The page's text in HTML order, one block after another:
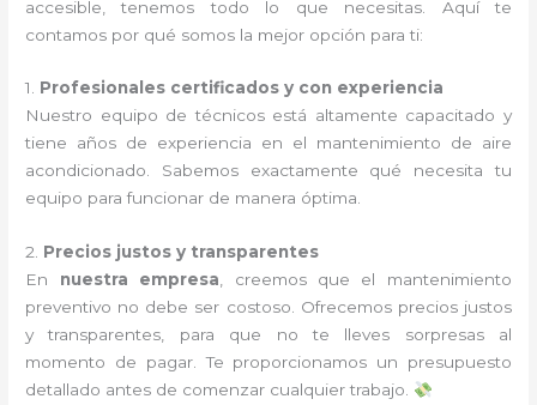
accesible, tenemos todo lo que necesitas. Aquí te
contamos por qué somos la mejor opción para ti:
1. Profesionales certificados y con experiencia
Nuestro equipo de técnicos está altamente capacitado y
tiene años de experiencia en el mantenimiento de aire
acondicionado. Sabemos exactamente qué necesita tu
equipo para funcionar de manera óptima.
2. Precios justos y transparentes
En nuestra empresa, creemos que el mantenimiento
preventivo no debe ser costoso. Ofrecemos precios justos
y transparentes, para que no te lleves sorpresas al
momento de pagar. Te proporcionamos un presupuesto
detallado antes de comenzar cualquier trabajo.